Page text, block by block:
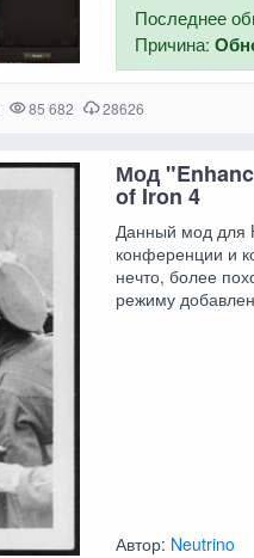
Последнее
Причина:
85 682 28626
Мод
of Iron 4
Данный мод для
конференции и
нечто, более
режиму
Автор: Neutrino